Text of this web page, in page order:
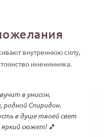
внутреннюю силу,
именинника.
в унисон,
Спиридон.
в душе твоей свет
сюжет! 🎵